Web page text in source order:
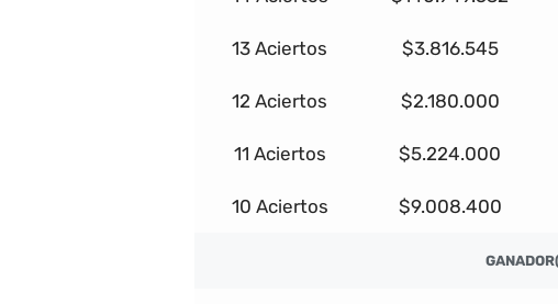
13 Aciertos $3.816.545
12 Aciertos $2.180.000
11 Aciertos $5.224.000
10 Aciertos $9.008.400